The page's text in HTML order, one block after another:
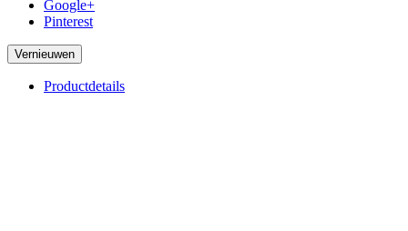
Google+
Pinterest
Productdetails